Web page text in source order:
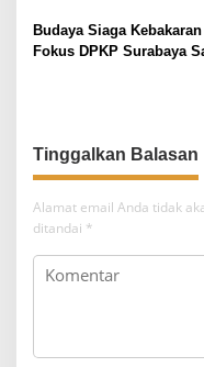
Budaya Siaga
Fokus DPKP Surabaya
Alamat email Anda tidak
ditandai *